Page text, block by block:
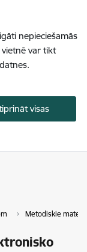
nepieciešamās
var tikt
visas
Metodiskie